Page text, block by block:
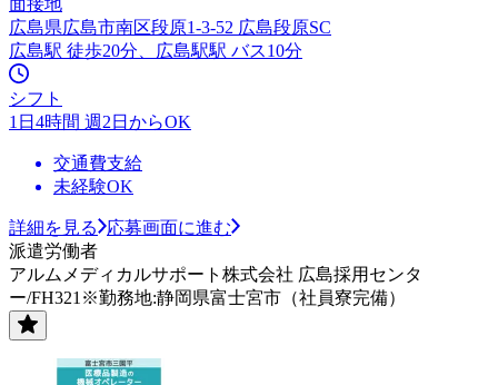
広島県広島市南区段原1-3-52 広島段原SC
広島駅 徒歩20分、広島駅駅 バス10分
シフト
1日4時間 週2日からOK
交通費支給
未経験OK
詳細を見る
応募画面に進む
派遣労働者
アルムメディカルサポート株式会社 広島採用センタ
ー/FH321※勤務地:静岡県富士宮市（社員寮完備）